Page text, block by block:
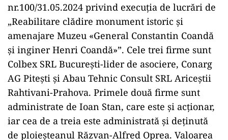
nr.100/31.05.2024 privind execuția de lucrări de
„Reabilitare clădire monument istoric și
amenajare Muzeu «General Constantin Coandă
și inginer Henri Coandă»”. Cele trei firme sunt
Colbex SRL București-lider de asociere, Conarg
AG Pitești și Abau Tehnic Consult SRL Ariceștii
Rahtivani-Prahova. Primele două firme sunt
administrate de Ioan Stan, care este și acționar,
iar cea de a treia este administrată și deținută
de ploieșteanul Răzvan-Alfred Oprea. Valoarea